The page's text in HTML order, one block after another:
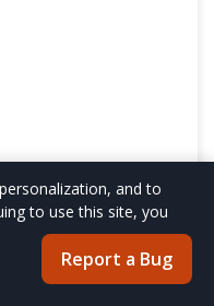
Report a Bug
and to
to use this site, you